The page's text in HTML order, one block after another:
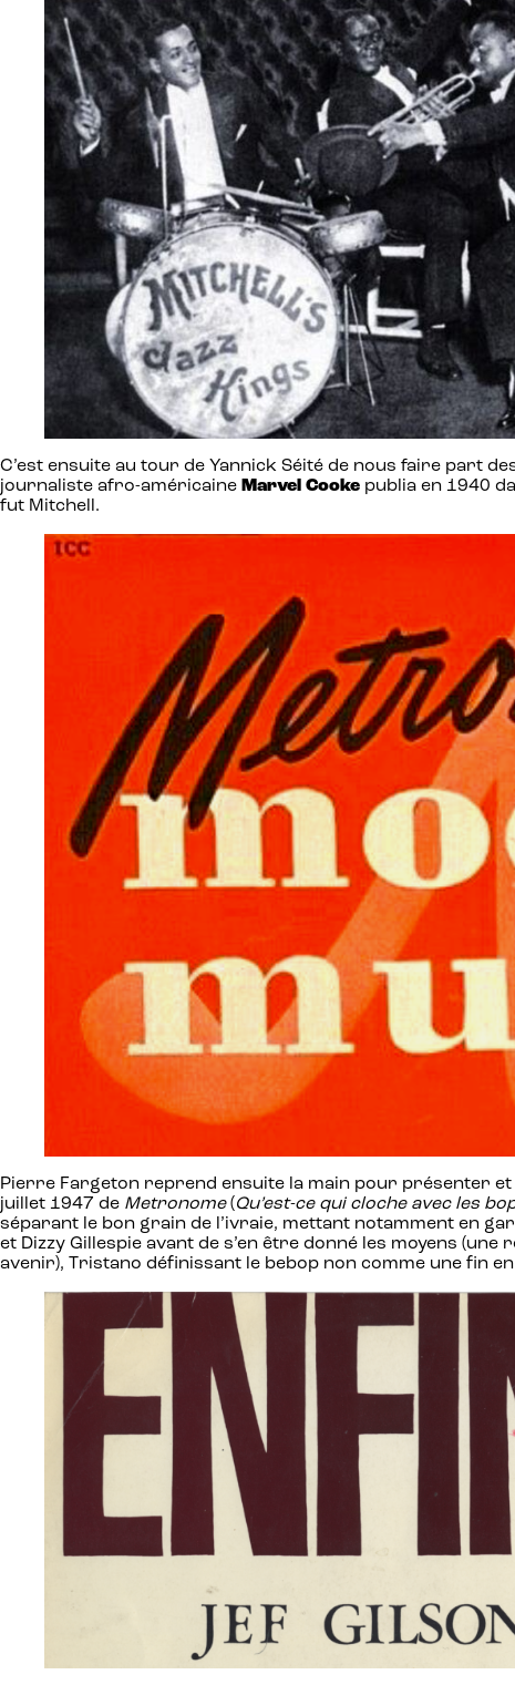
C’est ensuite au tour de Yannick Séité de nous faire part
journaliste afro-américaine Marvel Cooke publia en 1940
fut Mitchell.
Pierre Fargeton reprend ensuite la main pour présenter et
juillet 1947 de Metronome(Qu’est-ce qui cloche avec les
séparant le bon grain de l’ivraie, mettant notamment en
et Dizzy Gillespie avant de s’en être donné les moyens
avenir), Tristano définissant le bebop non comme une fin